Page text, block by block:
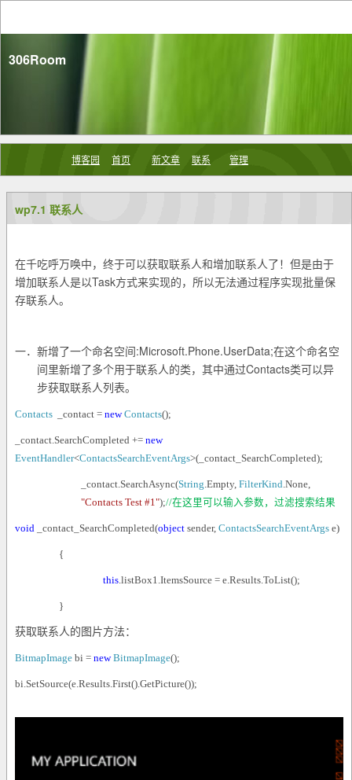
306Room
博客园 首页 新文章 联系 管理
wp7.1 联系人
在千吃呼万唤中，终于可以获取联系人和增加联系人了！但是由于
增加联系人是以Task方式来实现的，所以无法通过程序实现批量保
存联系人。
一． 新增了一个命名空间 :Microsoft.Phone.UserData;在这个命名空
间里新增了多个用于联系人的类，其中通过Contacts类可以异
步获取联系人列表。
Contacts _contact = new Contacts();
_contact.SearchCompleted += new
EventHandler<ContactsSearchEventArgs>(_contact_SearchCompleted);
_contact.SearchAsync(String.Empty, FilterKind.None,
"Contacts Test #1");//在这里可以输入参数，过滤搜索结果
void _contact_SearchCompleted(object sender, ContactsSearchEventArgs e)
{
this.listBox1.ItemsSource = e.Results.ToList();
}
获取联系人的图片方法：
BitmapImage bi = new BitmapImage();
bi.SetSource(e.Results.First().GetPicture());